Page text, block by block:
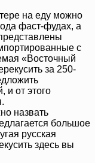
на еду можно
фаст-фудах, а
с
«Восточный
за 250-
и от этого
назвать
большое
русская
здесь вы